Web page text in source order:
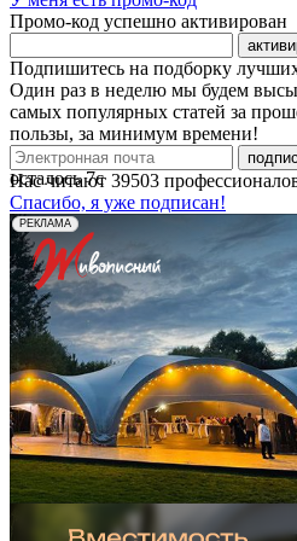
Промо-код успешно активирован
Подпишитесь на подборку
Один раз в неделю мы будем
самых популярных статей за
пользы, за минимум времени!
Нас читают 39503
Спасибо, я уже подписан!
осталось7с